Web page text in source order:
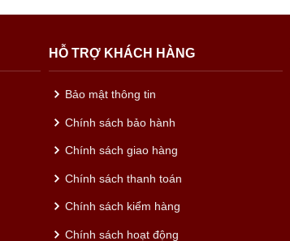
HỖ TRỢ KHÁCH HÀNG
Bảo mật thông tin
Chính sách bảo hành
Chính sách giao hàng
Chính sách thanh toán
Chính sách kiểm hàng
Chính sách hoạt động